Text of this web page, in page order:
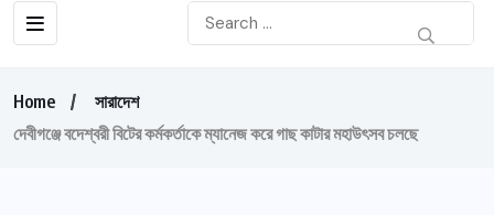
Home
সারাদেশ
দেবীগঞ্জে বদেশ্বরী বিটের কর্মকর্তাকে ম্যানেজ করে গাছ কাটার মহাউৎসব চলছে